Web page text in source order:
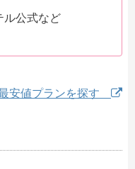
ル公式など
安値プランを探す